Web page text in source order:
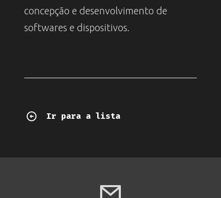
concepção e desenvolvimento de
softwares e dispositivos.
Ir para a lista